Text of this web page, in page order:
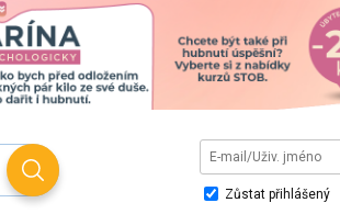
Zůstat přihlášený